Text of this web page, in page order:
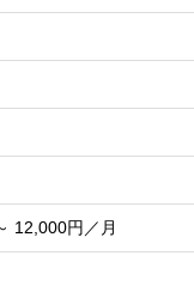
12,000円／月